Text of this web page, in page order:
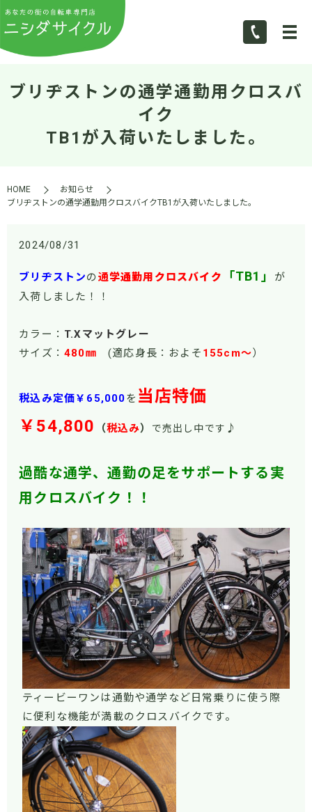
ブリヂストンの通学通勤用クロスバ
イク
TB1が入荷いたしました。
HOME
お知らせ
ブリヂストンの通学通勤用クロスバイクTB1が入荷いたしました。
2024/08/31
ブリヂストンの 通学通勤用クロスバイク 「TB1」
が
入荷しました！！
カラー： T.Xマットグレー
サイズ： 480㎜ (適応身長：およそ 155cm～）
税込み定価￥65,000を 当店特価
￥54,800 （税込み） で売出し中です ♪
過酷な通学、通勤の足をサポートする実
用クロスバイク！！
ティービーワンは通勤や通学など日常乗りに使う際
に便利な機能が満載のクロスバイクです。